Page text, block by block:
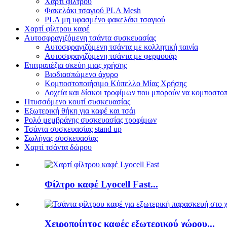
Φακελάκι τσαγιού PLA Mesh
PLA μη υφασμένο φακελάκι τσαγιού
Χαρτί φίλτρου καφέ
Αυτοσφραγιζόμενη τσάντα συσκευασίας
Αυτοσφραγιζόμενη τσάντα με κολλητική ταινία
Αυτοσφραγιζόμενη τσάντα με φερμουάρ
Επιτραπέζια σκεύη μιας χρήσης
Βιοδιασπώμενο άχυρο
Κομποστοποιήσιμο Κύπελλο Μίας Χρήσης
Δοχεία και δίσκοι τροφίμων που μπορούν να
Πτυσσόμενο κουτί συσκευασίας
Εξωτερική θήκη για καφέ και τσάι
Ρολό μεμβράνης συσκευασίας τροφίμων
Τσάντα συσκευασίας stand up
Σωλήνας συσκευασίας
Χαρτί τσάντα δώρου
Φίλτρο καφέ Lyocell Fast...
Χειροποίητος καφές εξωτερικού χώρου...